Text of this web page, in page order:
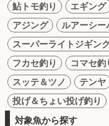
鮎トモ釣り
エギング
アジング
ルアーシー
スーパーライトジギン
フカセ釣り
コマセ釣
スッテ＆ツノ
テンヤ
投げ＆ちょい投げ釣り
対象魚から探す